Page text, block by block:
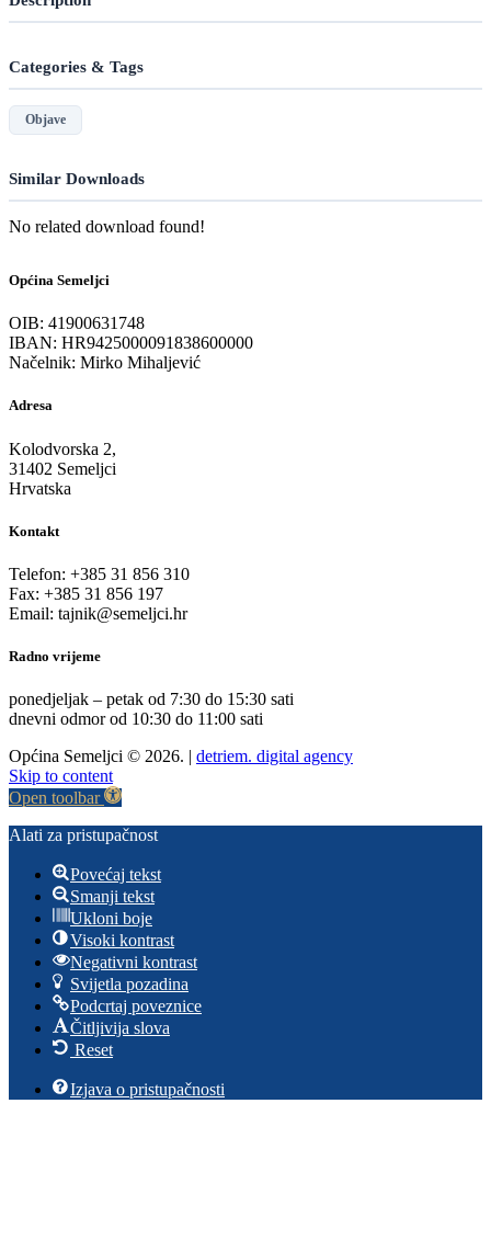
Categories & Tags
Objave
Similar Downloads
No related download found!
Općina Semeljci
OIB: 41900631748
IBAN: HR9425000091838600000
Načelnik: Mirko Mihaljević
Adresa
Kolodvorska 2,
31402 Semeljci
Hrvatska
Kontakt
Telefon: +385 31 856 310
Fax: +385 31 856 197
Email: tajnik@semeljci.hr
Radno vrijeme
ponedjeljak – petak od 7:30 do 15:30 sati
dnevni odmor od 10:30 do 11:00 sati
Općina Semeljci © 2026. | detriem. digital agency
Skip to content
Open toolbar
Alati za pristupačnost
Povećaj tekst
Smanji tekst
Ukloni boje
Visoki kontrast
Negativni kontrast
Svijetla pozadina
Podcrtaj poveznice
Čitljivija slova
Reset
Izjava o pristupačnosti